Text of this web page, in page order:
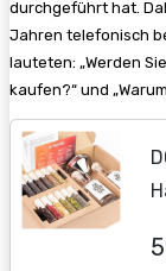
durchgeführt hat.
Jahren telefonisch
lauteten: „Werden
kaufen?“ und